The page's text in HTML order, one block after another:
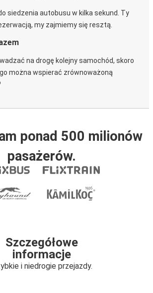
siedzenia autobusu w kilka sekund. Ty
my zajmiemy się resztą.
na drogę kolejny samochód, skoro
można wspierać zrównoważoną
ponad 500 milionów
pasażerów.
Szczegółowe
informacje
i niedrogie przejazdy.